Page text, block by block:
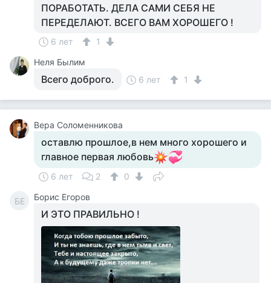
ПОРАБОТАТЬ. ДЕЛА САМИ СЕБЯ НЕ
ПЕРЕДЕЛАЮТ. ВСЕГО ВАМ ХОРОШЕГО !
6 лет
1
Неля Былим
Всего доброго. 6 лет 1
Вера Соломенникова
оставлю прошлое,в нем много хорошего и
главное первая любовь
6 лет 2 0
БЕ Борис Егоров
И ЭТО ПРАВИЛЬНО !